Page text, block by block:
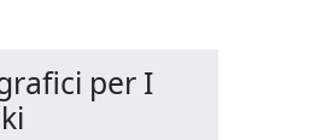
per I